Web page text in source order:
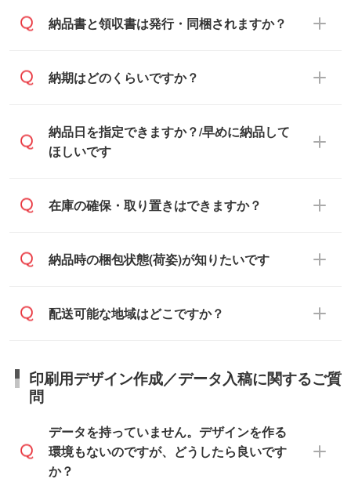
基本的には先入金をお願いしております
に対応可能です。
人様からご注文いただく場合でも、お支払
い元が学校や幼稚園・保育園であれば、同
す。
納品書と領収書は発行・同梱されますか？
納品書・領収書は ご依頼をいただいた場合
でお送りします。
原本の郵送をご希望の場合は、担当スタッ
備考欄』よりお知らせください。
納期はどのくらいですか？
・印刷する場合(500個程度)
ご入金、イメージ画像の校了から約2週間
・商品のみ注文する場合(サンプル購入を含
ます。
納期は商品や数量、印刷方法、ご納品場
ュール」に注文予定日をご入力いただく
と、おおよその締切日や出荷目安をご確認
いただけます。
商品在庫や印刷ラインを確保するために
納品日を指定できますか？/早めに納品して
ほしいです
ご希望の納期がある場合は、お問い合わ
在庫状況や印刷スケジュールを確認のう
短5営業日で出荷可能な商品もご用意してお
商品ページにてご確認ください
在庫の確保・取り置きはできますか？
ご入金確認後に在庫を確保し、注文確定の
ださい。
納品時の梱包状態(荷姿)が知りたいです
商品によって異なります。各ページにある
います。(白箱、化粧箱、ブリスターパック
など)
います。(透明袋、デザイン袋など)
【個包装なし】 個包装がされていない状
態で納品します。
配送可能な地域はどこですか？
日本全国へお届けが可能です。なお、海外
への直接納品は行っておりませんので予め
印刷用デザイン作成／データ入稿に関するご質
問
データを持っていません。デザインを作る
環境もないのですが、どうしたら良いです
か？